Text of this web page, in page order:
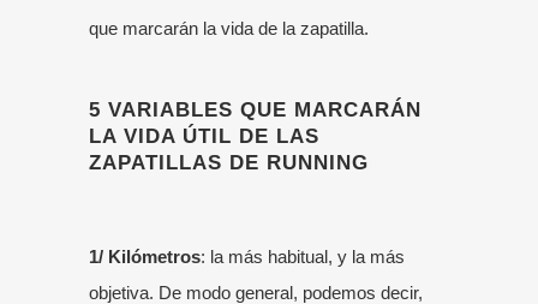
que marcarán la vida de la zapatilla.
5 VARIABLES QUE MARCARÁN
LA VIDA ÚTIL DE LAS
ZAPATILLAS DE RUNNING
1/ Kilómetros: la más habitual, y la más
objetiva. De modo general, podemos decir,